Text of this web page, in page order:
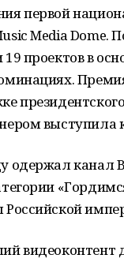
первой
Media Dome.
проектов в
выступила
одержал канал
видеоконтент